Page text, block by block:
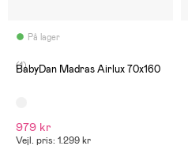
På lager
(1)
BabyDan Madras Airlux 70x160
979 kr
Vejl. pris: 1.299 kr